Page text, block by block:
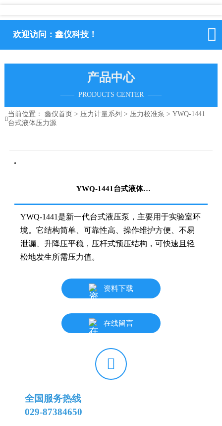
欢迎访问：鑫仪科技！ 
产品中心
—— PRODUCTS CENTER ——

当前位置： 鑫仪首页 > 压力计量系列 > 压力校准泵 > YWQ-1441
台式液体压力源
YWQ-1441台式液体压力源
YWQ-1441是新一代台式液压泵，主要用于实验室环
境。它结构简单、可靠性高、操作维护方便、不易
泄漏、升降压平稳，压杆式预压结构，可快速且轻
松地发生所需压力值。
资料下载
在线留言

全国服务热线
029-87384650